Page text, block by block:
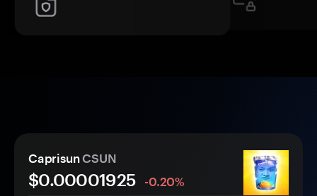
CaprisunCSUN
$0.00001925
-0.20%